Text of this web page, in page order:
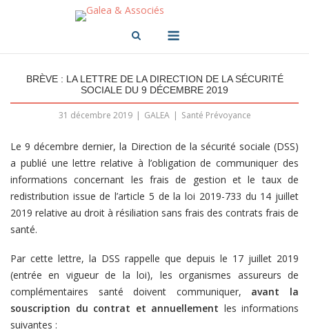
BRÈVE : LA LETTRE DE LA DIRECTION DE LA SÉCURITÉ
SOCIALE DU 9 DÉCEMBRE 2019
31 décembre 2019 GALEA Santé Prévoyance
Le 9 décembre dernier, la Direction de la sécurité sociale (DSS)
a publié une lettre relative à l’obligation de communiquer des
informations concernant les frais de gestion et le taux de
redistribution issue de l’article 5 de la loi 2019-733 du 14 juillet
2019 relative au droit à résiliation sans frais des contrats frais de
santé.
Par cette lettre, la DSS rappelle que depuis le 17 juillet 2019
(entrée en vigueur de la loi), les organismes assureurs de
complémentaires santé doivent communiquer, avant la
souscription du contrat et annuellement les informations
suivantes :